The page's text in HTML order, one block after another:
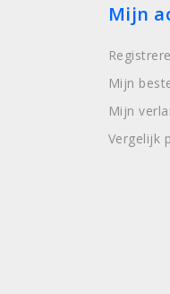
Mijn
Mijn
Mijn
Vergelijk